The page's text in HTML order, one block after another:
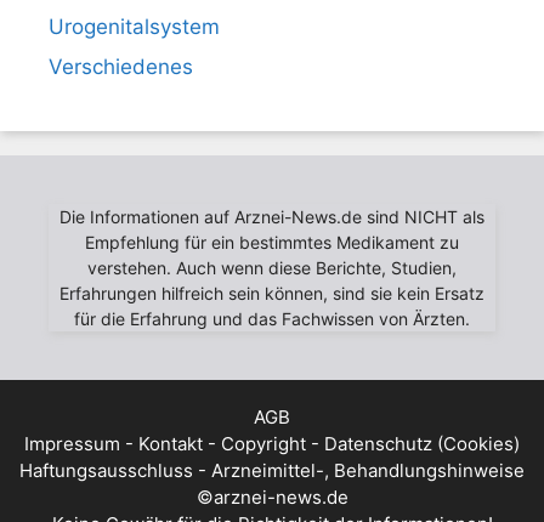
Urogenitalsystem
Verschiedenes
Die Informationen auf Arznei-News.de sind NICHT als
Empfehlung für ein bestimmtes Medikament zu
verstehen. Auch wenn diese Berichte, Studien,
Erfahrungen hilfreich sein können, sind sie kein Ersatz
für die Erfahrung und das Fachwissen von Ärzten.
AGB
Impressum - Kontakt - Copyright - Datenschutz (Cookies)
Haftungsausschluss - Arzneimittel-, Behandlungshinweise
©arznei-news.de